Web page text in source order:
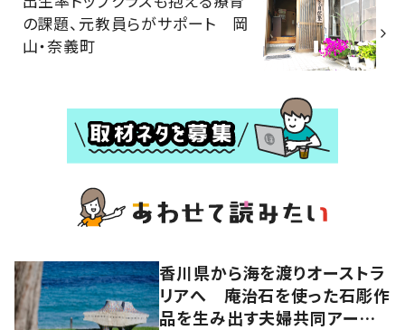
の課題、元教員らがサポート 岡
山・奈義町
香川県から海を渡りオーストラ
リアへ 庵治石を使った石彫作
品を生み出す夫婦共同アーティ